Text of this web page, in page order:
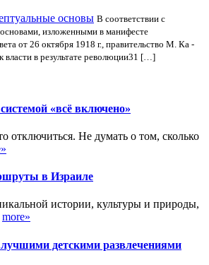
основы В соответствии с
изложенными в манифесте
от 26 октября 1918 г., правительство М. Ка -
в результате революции31 […]
«всё включено»
отключиться. Не думать о том, сколько
в Израиле
истории, культуры и природы,
more»
детскими развлечениями